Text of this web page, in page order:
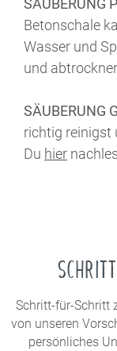
Betonschale
Wasser und
und
SÄUBERUNG
richtig reinigst
Du hier
Schritt-für-Schritt
von unseren
persönliches